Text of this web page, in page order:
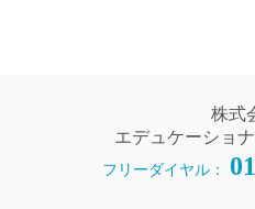
株式
エデュケーショ
フリーダイヤル：